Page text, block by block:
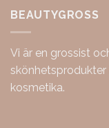
BEAUTYGROSS
Vi är en grossist
kosmetika.